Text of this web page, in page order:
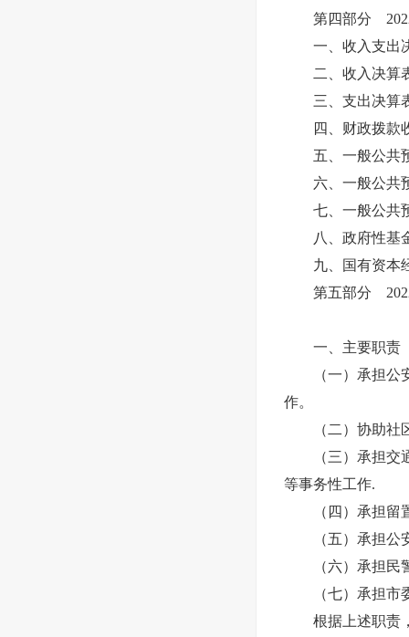
第四部分 2022
一、收入支出
二、收入决算
三、支出决算
四、财政拨款
五、一般公共预
六、一般公共预
七、一般公共预
八、政府性基金
九、国有资本经
第五部分 2022
一、主要职责
（一）承担公安
作。
（二）协助社区
（三）承担交通
等事务性工作.
（四）承担留置
（五）承担公安
（六）承担民警
（七）承担市委
根据上述职责，